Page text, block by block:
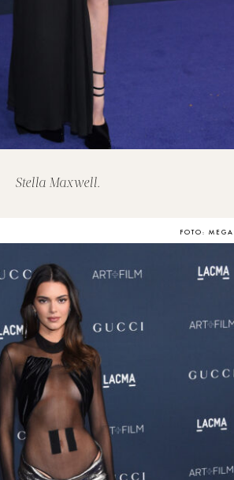
Stella Maxwell.
FOTO: MEGA